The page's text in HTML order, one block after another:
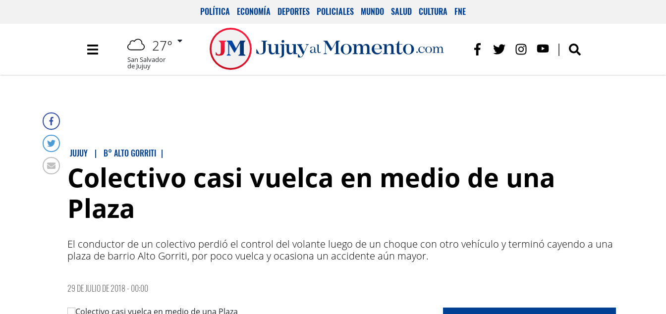
POLÍTICA ECONOMÍA DEPORTES POLICIALES MUNDO SALUD CULTURA FNE
27°
San Salvador
de Jujuy
JUJUY | B° ALTO GORRITI |
Colectivo casi vuelca en medio de una
Plaza
El conductor de un colectivo perdió el control del volante luego de un choque con otro vehículo y terminó cayendo a una
plaza de barrio Alto Gorriti, por poco vuelca y ocasiona un accidente aún mayor.
29 DE JULIO DE 2018 - 00:00